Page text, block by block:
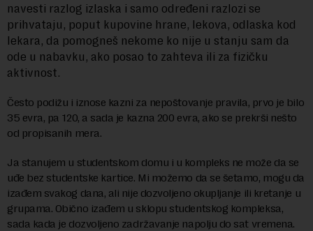
navesti razlog izlaska i samo određeni razlozi se
prihvataju, poput kupovine hrane, lekova, odlaska kod
lekara, da pomogneš nekome ko nije u stanju sam da
ode u nabavku, ako posao to zahteva ili za fizičku
aktivnost.
Često podižu i iznose kazni za nepoštovanje pravila, prvo je bilo
35 evra, pa 120, a sada je kazna 200 evra, ako se prekrši nešto
od propisanih mera.
Ja stanujem u studentskom domu i u kompleks ne može da se
uđe bez studentske kartice. Mi možemo da se šetamo, mogu da
izađem svakog dana, ali nije dozvoljeno okupljanje ili kretanje u
grupama. Obično izađem u sklopu studentskog kompleksa,
sada kada je dozvoljeno zadržavanje napolju do sat vremena.